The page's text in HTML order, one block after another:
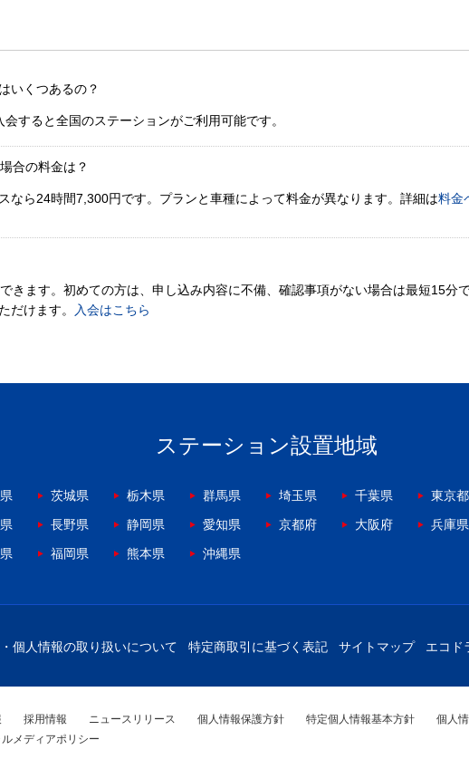
いくつあるの？
すると全国のステーションがご利用可能です。
合の料金は？
なら24時間7,300円です。プランと車種によって料金が異なります。詳細は料金
きます。初めての方は、申し込み内容に不備、確認事項がない場合は最短15分
だけます。
入会はこちら
ステーション設置地域
茨城県 栃木県 群馬県 埼玉県 千葉県 東京都
長野県 静岡県 愛知県 京都府 大阪府 兵庫県
福岡県 熊本県 沖縄県
個人情報の取り扱いについて 特定商取引に基づく表記 サイトマップ エコド
採用情報 ニュースリリース 個人情報保護方針 特定個人情報基本方針 個人
メディアポリシー